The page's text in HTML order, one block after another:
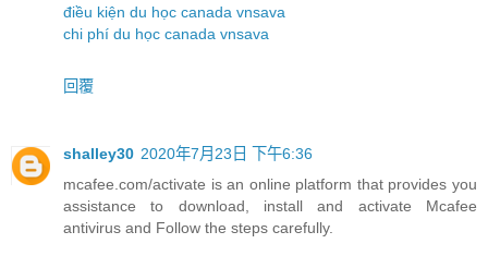
điều kiện du học canada vnsava
chi phí du học canada vnsava
回覆
shalley30 2020年7月23日 下午6:36
mcafee.com/activate is an online platform that provides you
assistance to download, install and activate Mcafee
antivirus and Follow the steps carefully.